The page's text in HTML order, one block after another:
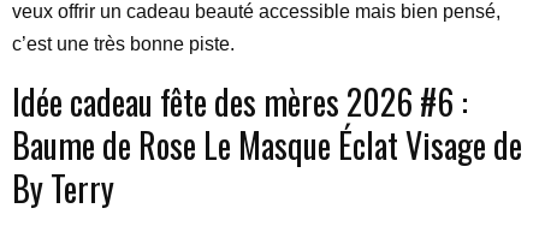
veux offrir un cadeau beauté accessible mais bien pensé,
c’est une très bonne piste.
Idée cadeau fête des mères 2026 #6 :
Baume de Rose Le Masque Éclat Visage de
By Terry